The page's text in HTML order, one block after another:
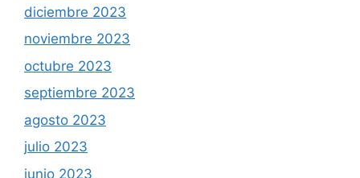
diciembre 2023
noviembre 2023
octubre 2023
septiembre 2023
agosto 2023
julio 2023
junio 2023